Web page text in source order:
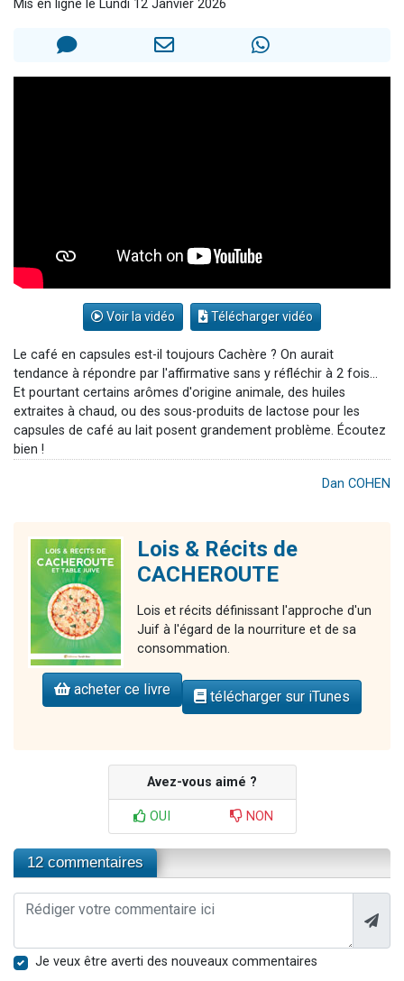
30 personnes viennent de faire un don pour Sauvez la jambe de Yohan
Mis en ligne le Lundi 12 Janvier 2026
Voir la vidéo Télécharger vidéo
Le café en capsules est-il toujours Cachère ? On aurait
tendance à répondre par l'affirmative sans y réfléchir à 2 fois...
Et pourtant certains arômes d'origine animale, des huiles
extraites à chaud, ou des sous-produits de lactose pour les
capsules de café au lait posent grandement problème. Écoutez
bien !
Dan COHEN
Lois & Récits de
CACHEROUTE
Lois et récits définissant l'approche d'un
Juif à l'égard de la nourriture et de sa
consommation.
acheter ce livre télécharger sur iTunes
Avez-vous aimé ?
OUI NON
12 commentaires
Je veux être averti des nouveaux commentaires